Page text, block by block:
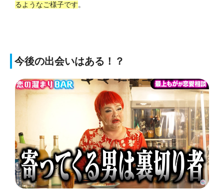
るようなご様子です。
今後の出会いはある！？